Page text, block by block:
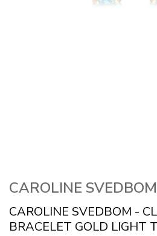
CAROLINE SVEDBOM
CAROLINE SVEDBOM -
BRACELET GOLD LIGHT